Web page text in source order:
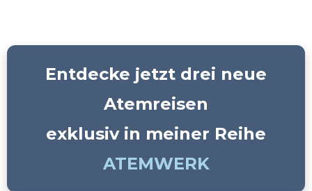
Entdecke jetzt drei neue
Atemreisen
exklusiv in meiner Reihe
ATEMWERK